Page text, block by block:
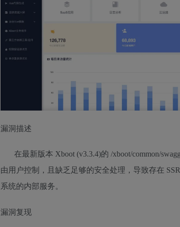
漏洞描述
在最新版本 Xboot (v3.3.4)的 /xboot/common/
由用户控制，且缺乏足够的安全处理，导致存在
系统的内部服务。
漏洞复现